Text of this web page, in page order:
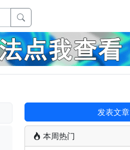
发表文章
本周热门